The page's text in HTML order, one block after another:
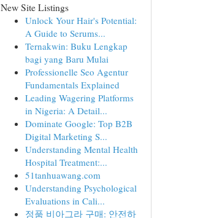
New Site Listings
Unlock Your Hair's Potential:
A Guide to Serums...
Ternakwin: Buku Lengkap
bagi yang Baru Mulai
Professionelle Seo Agentur
Fundamentals Explained
Leading Wagering Platforms
in Nigeria: A Detail...
Dominate Google: Top B2B
Digital Marketing S...
Understanding Mental Health
Hospital Treatment:...
51tanhuawang.com
Understanding Psychological
Evaluations in Cali...
정품 비아그라 구매: 안전하